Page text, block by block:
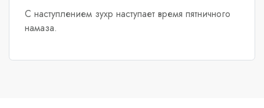
С наступлением зухр наступает время пятничного
намаза.